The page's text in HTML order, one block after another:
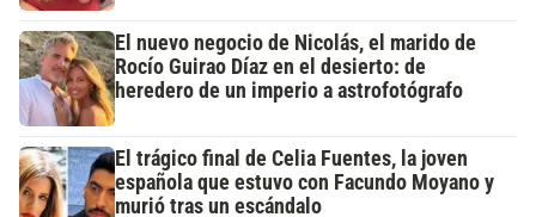
El nuevo negocio de Nicolás, el marido de
Rocío Guirao Díaz en el desierto: de
heredero de un imperio a astrofotógrafo
El trágico final de Celia Fuentes, la joven
española que estuvo con Facundo Moyano y
murió tras un escándalo